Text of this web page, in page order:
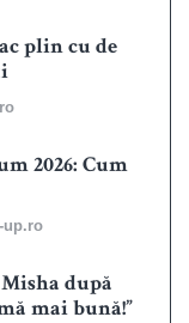
plin cu de
2026: Cum
up.ro
după
mai bună!”